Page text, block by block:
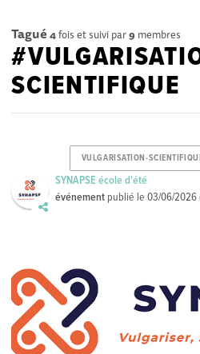
Tagué 4fois et suivi par9 membres
SCIENTIFIQUE
VULGARISATION-
SYNAPSE école d'été
événement publié le03/06/2026